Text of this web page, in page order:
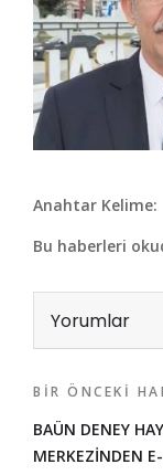
Anahtar Kelime:
Bu haberleri
Yorumlar
BIR ÖNCEKI
BAÜN DENEY
MERKEZİNDEN